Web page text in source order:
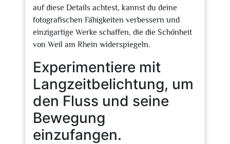
auf diese Details achtest, kannst du deine
fotografischen Fähigkeiten verbessern und
einzigartige Werke schaffen, die die Schönheit
von Weil am Rhein widerspiegeln.
Experimentiere mit
Langzeitbelichtung, um
den Fluss und seine
Bewegung
einzufangen.